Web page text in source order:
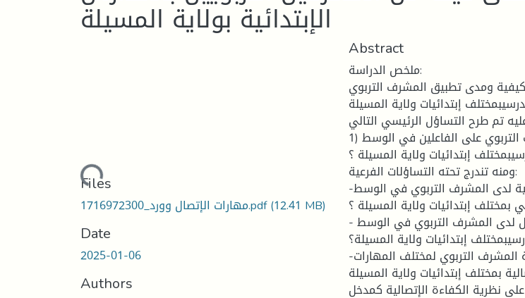
الإبتدائية بولاية المسيلة
Loading...
Files
1716972300_مهارات الإتصال وورد.pdf(12.41 MB)
Date
2025-01-06
Authors
Abstract
ملخص الدراسة:
ومدى تطبيق المشرف التربوي
إبتدائيات ولاية المسيلة.
تم طرح التساؤل الرئيسي التالي :
1) كيف تؤثر مهارات الإتصال لدى المشرف التربوي على الفاعلين في الوسط
إبتدائيات ولاية المسيلة ؟
ومنه تندرج تحته التساؤلات الفرعية:
-ماهي طبيعة وأنواع المهارات الإتصالية لدى المشرف التربوي في الوسط
بمختلف إبتدائيات ولاية المسيلة ؟
- كيف يتم توظيف مهارات الإتصال لدى المشرف التربوي في الوسط
إبتدائيات ولاية المسيلة؟
-كيف يتأثر الفاعلون التربويون بممارسة المشرف التربوي لمختلف المهارات
بمختلف إبتدائيات ولاية المسيلة
نظرية الكفاءة الإتصالية كمدخل